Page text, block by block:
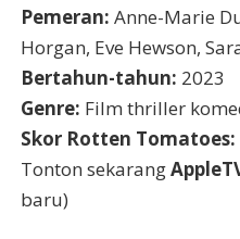
Pemeran: Anne-Marie
Horgan, Eve Hewson,
Bertahun-tahun: 2023
Genre: Film thriller
Skor Rotten Tomatoes:
Tonton sekarang
baru)